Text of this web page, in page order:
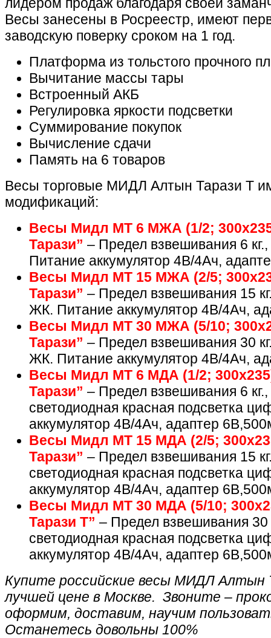
Весы занесены в Росреестр, имеют
заводскую поверку сроком на 1 год.
Платформа из тольстого прочного
Вычитание массы тары
Встроенный АКБ
Регулировка яркости подсветки
Суммирование покупок
Вычисление сдачи
Память на 6 товаров
Весы торговые МИДЛ Алтын Тарази Т
модификаций:
Весы Мидл МТ 6 МЖА (1/2;
Тарази” – Предел взвешивания 6
Питание аккумулятор 4В/4Ач,
Весы Мидл МТ 15 МЖА (2/5;
Тарази” – Предел взвешивания 15
ЖК. Питание аккумулятор 4В/4Ач,
Весы Мидл МТ 30 МЖА (5/10;
Тарази” – Предел взвешивания 30
ЖК. Питание аккумулятор 4В/4Ач,
Весы Мидл МТ 6 МДА (1/2;
Тарази” – Предел взвешивания 6
светодиодная красная подсветка
аккумулятор 4В/4Ач, адаптер
Весы Мидл МТ 15 МДА (2/5;
Тарази” – Предел взвешивания 15
светодиодная красная подсветка
аккумулятор 4В/4Ач, адаптер
Весы Мидл МТ 30 МДА (5/10;
Тарази Т” – Предел взвешивания 30
светодиодная красная подсветка
аккумулятор 4В/4Ач, адаптер
Купите российские весы МИДЛ Алтын
лучшей цене в Москве. Звоните –
оформим, доставим, научим
Останетесь довольны 100%